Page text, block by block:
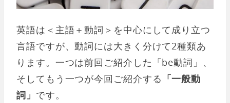
英語は＜主語＋動詞＞を中心にして成り立つ
言語ですが、動詞には大きく分けて2種類あ
ります。一つは前回ご紹介した「be動詞」、
そしてもう一つが今回ご紹介する 「一般動
詞」 です。